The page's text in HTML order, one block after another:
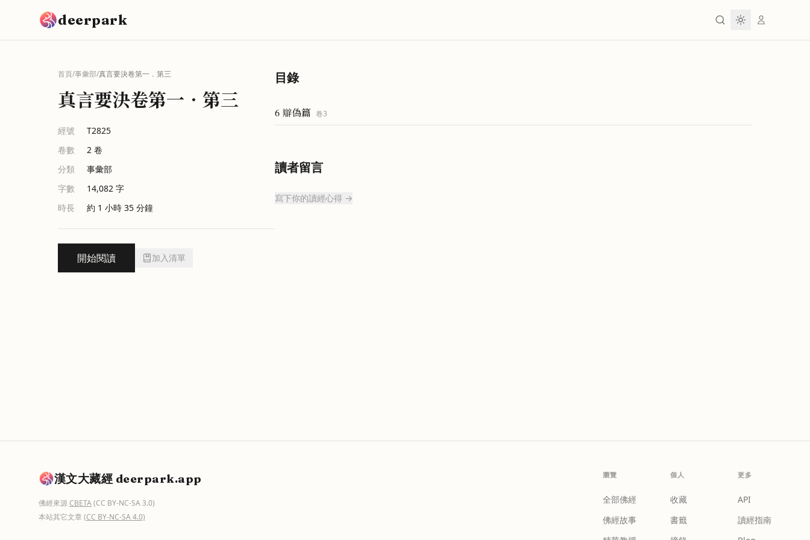
deerpark
首頁/事彙部/真言要決卷第一．第三
真言要決卷第一．第三
經號
T2825
卷數
2 卷
分類
事彙部
字數
14,082 字
時長
約 1 小時 35 分鐘
開始閱讀 加入清單
目錄
6 辯偽篇 卷3
讀者留言
寫下你的讀經心得 →
漢文大藏經 deerpark.app
佛經來源CBETA(CC BY-NC-SA 3.0)
本站其它文章(CC BY-NC-SA 4.0)
瀏覽
全部佛經
佛經故事
個人
收藏
書籤
更多
API
讀經指南